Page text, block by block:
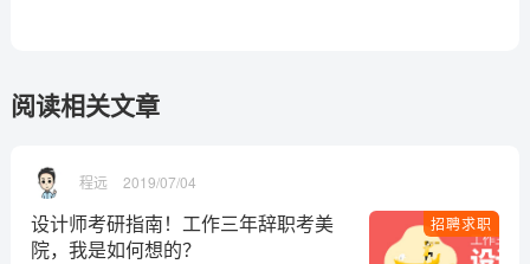
阅读相关文章
程远 2019/07/04
招聘求职
设计师考研指南！工作三年辞职考美
院，我是如何想的？